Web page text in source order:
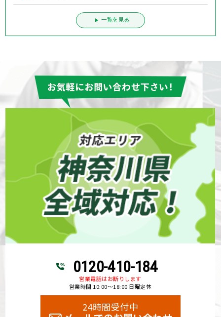
一覧を見る
0120-410-184
営業電話はお断りします
営業時間 10:00～18:00 日曜定休
24時間受付中